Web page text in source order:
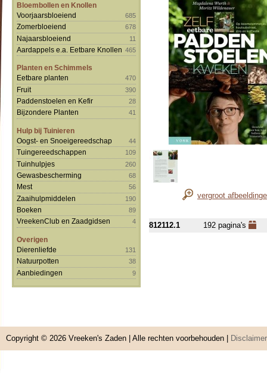
Bloembollen en Knollen
Voorjaarsbloeiend
685
Zomerbloeiend 678
Najaarsbloeiend 11
Aardappels e.a. Eetbare Knollen 465
Planten en Schimmels
Eetbare planten
470
Fruit 390
Paddenstoelen en Kefir 28
Bijzondere Planten 41
Hulp bij Tuinieren
Oogst- en Snoeigereedschap
44
Tuingereedschappen 109
Tuinhulpjes 260
Gewasbescherming 68
Mest 56
Zaaihulpmiddelen 190
Boeken 89
VreekenClub en Zaadgidsen 4
Overigen
Dierenliefde
131
Natuurpotten 38
Aanbiedingen 9
vergroot
812112.1 192 pagina's
Copyright © 2026 Vreeken's Zaden | Alle rechten voorbehouden | Disclaimer